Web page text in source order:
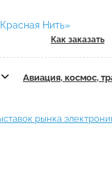
Нить»
Как заказать
Авиация, космос,
рынка